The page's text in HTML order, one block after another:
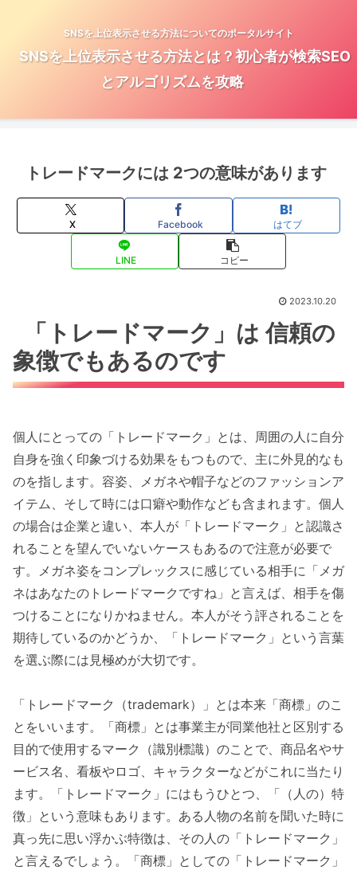
SNSを上位表示させる方法についてのポータルサイト
SNSを上位表示させる方法とは？初心者が検索SEO
とアルゴリズムを攻略
トレードマークには 2つの意味があります
X Facebook はてブ
LINE コピー
2023.10.20
「トレードマーク」は 信頼の
象徴でもあるのです
個人にとっての「トレードマーク」とは、周囲の人に自分
自身を強く印象づける効果をもつもので、主に外見的なも
のを指します。容姿、メガネや帽子などのファッションア
イテム、そして時には口癖や動作なども含まれます。個人
の場合は企業と違い、本人が「トレードマーク」と認識さ
れることを望んでいないケースもあるので注意が必要で
す。メガネ姿をコンプレックスに感じている相手に「メガ
ネはあなたのトレードマークですね」と言えば、相手を傷
つけることになりかねません。本人がそう評されることを
期待しているのかどうか、「トレードマーク」という言葉
を選ぶ際には見極めが大切です。
「トレードマーク（trademark）」とは本来「商標」のこ
とをいいます。「商標」とは事業主が同業他社と区別する
目的で使用するマーク（識別標識）のことで、商品名やサ
ービス名、看板やロゴ、キャラクターなどがこれに当たり
ます。「トレードマーク」にはもうひとつ、「（人の）特
徴」という意味もあります。ある人物の名前を聞いた時に
真っ先に思い浮かぶ特徴は、その人の「トレードマーク」
と言えるでしょう。「商標」としての「トレードマーク」